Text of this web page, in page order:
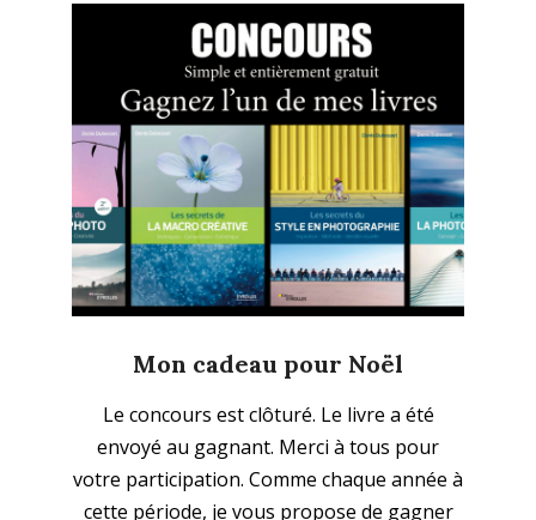
Mon cadeau pour Noël
Le concours est clôturé. Le livre a été
envoyé au gagnant. Merci à tous pour
votre participation. Comme chaque année à
cette période, je vous propose de gagner